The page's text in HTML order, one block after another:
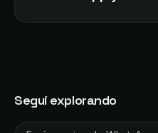
Seguí explorando